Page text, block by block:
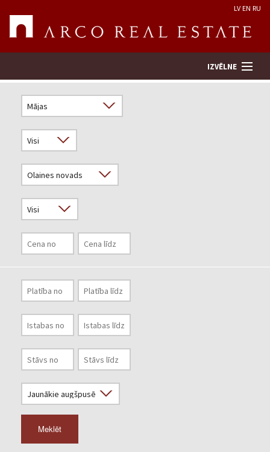
LV EN RU
IZVĒLNE
Novērtēt īpašumu
Uzņēmums
Pakalpojumi
Kontakti
Meklēt